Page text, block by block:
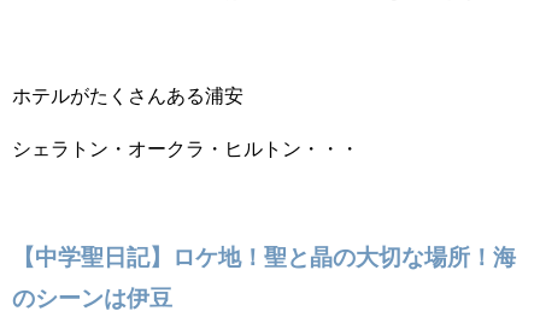
ホテルがたくさんある浦安
シェラトン・オークラ・ヒルトン・・・
【中学聖日記】ロケ地！聖と晶の大切な場所！海
のシーンは伊豆